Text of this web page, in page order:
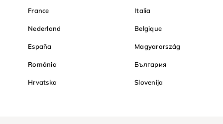
France Italia
Nederland Belgique
España Magyarország
România България
Hrvatska Slovenija